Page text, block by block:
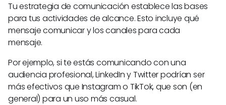
Tu estrategia de comunicación establece las bases
para tus actividades de alcance. Esto incluye qué
mensaje comunicar y los canales para cada
mensaje.
Por ejemplo, si te estás comunicando con una
audiencia profesional, LinkedIn y Twitter podrían ser
más efectivos que Instagram o TikTok, que son (en
general) para un uso más casual.